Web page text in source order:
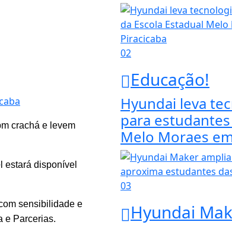
crachá e levem
estará disponível
sensibilidade e
e Parcerias.
02
Educação!
Hyundai leva
para
Melo Moraes
03
Hyundai